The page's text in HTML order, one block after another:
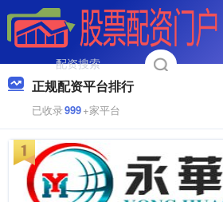
正规配资平台排行
已收录999+家平台